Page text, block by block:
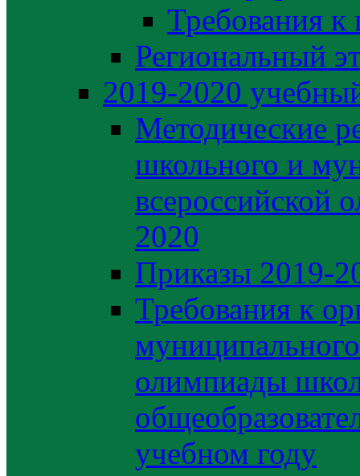
Требования
Региональный
2019-2020
Методические
школьного и
всероссийской
2020
Приказы 2019-
Требования к
олимпиады
учебном году